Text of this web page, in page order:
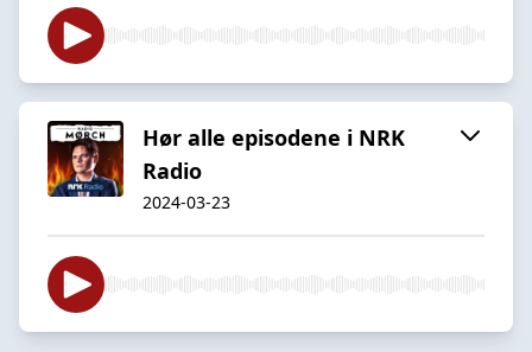
Hør alle episodene i NRK
Radio
2024-03-23